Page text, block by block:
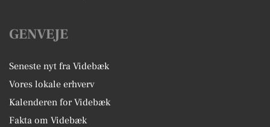
GENVEJE
Seneste nyt fra Videbæk
Vores lokale erhverv
Kalenderen for Videbæk
Fakta om Videbæk